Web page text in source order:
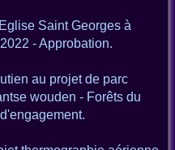
Saint Georges à
- Approbation.
au projet de parc
wouden - Forêts du